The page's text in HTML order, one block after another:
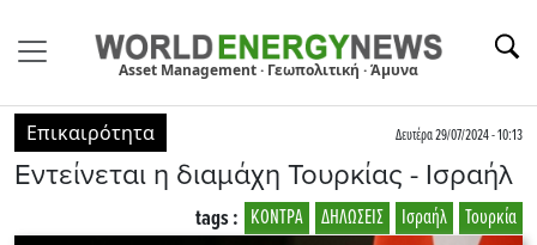
Asset Management · Γεωπολιτική · Άμυνα
Επικαιρότητα Δευτέρα 29/07/2024 - 10:13
Εντείνεται η διαμάχη Τουρκίας - Ισραήλ
Τουρκία
Ισραήλ
ΔΗΛΩΣΕΙΣ
ΚΟΝΤΡΑ
tags :